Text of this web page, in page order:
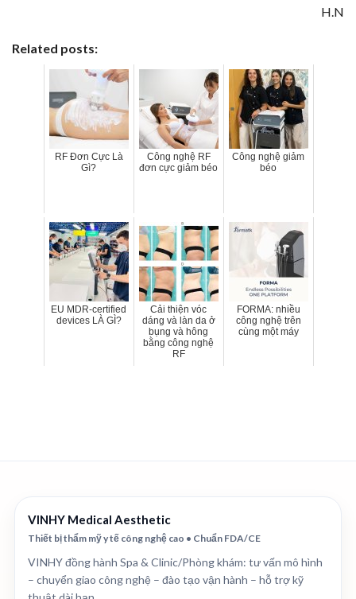
H.N
Related posts:
RF Đơn Cực Là
Gì?
Công nghệ RF
đơn cực giảm béo
Công nghệ giảm
béo
EU MDR-certified
devices LÀ GÌ?
Cải thiện vóc
dáng và làn da ở
bụng và hông
bằng công nghệ
RF
FORMA: nhiều
công nghệ trên
cùng một máy
VINHY Medical Aesthetic
Thiết bị thẩm mỹ y tế công nghệ cao • Chuẩn FDA/CE
VINHY đồng hành Spa & Clinic/Phòng khám: tư vấn mô hình
– chuyển giao công nghệ – đào tạo vận hành – hỗ trợ kỹ